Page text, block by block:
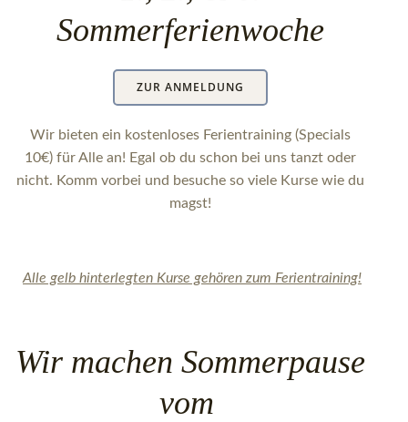
Sommerferienwoche
ZUR ANMELDUNG
Wir bieten ein kostenloses Ferientraining (Specials
10€) für Alle an! Egal ob du schon bei uns tanzt oder
nicht. Komm vorbei und besuche so viele Kurse wie du
magst!
Alle gelb hinterlegten Kurse gehören zum Ferientraining!
Wir machen Sommerpause
vom